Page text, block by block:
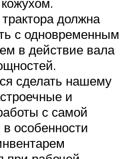
должна
с одновременным
в действие вала
сделать нашему
и
с самой
особенности